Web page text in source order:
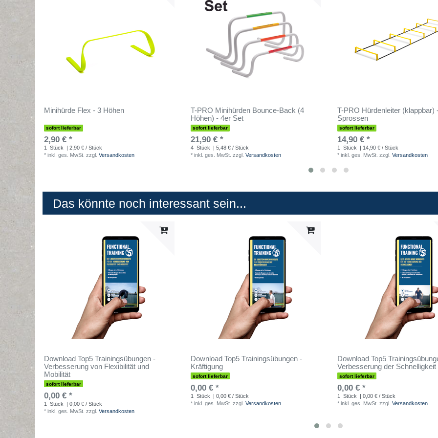
Minihürde Flex - 3 Höhen
sofort lieferbar
2,90 € *
1 Stück
| 2,90 € / Stück
* inkl. ges. MwSt. zzgl. Versandkosten
T-PRO Minihürden Bounce-Back (4
Höhen) - 4er Set
sofort lieferbar
21,90 € *
4 Stück
| 5,48 € / Stück
* inkl. ges. MwSt. zzgl. Versandkosten
T-PRO Hürdenleiter (klappbar)
Sprossen
sofort lieferbar
14,90 € *
1 Stück
| 14,90 € / Stück
* inkl. ges. MwSt. zzgl. Versandkosten
Das könnte noch interessant sein...
Download Top5 Trainingsübungen -
Verbesserung von Flexibilität und
Mobilität
sofort lieferbar
0,00 € *
1 Stück
| 0,00 € / Stück
* inkl. ges. MwSt. zzgl. Versandkosten
Download Top5 Trainingsübungen -
Kräftigung
sofort lieferbar
0,00 € *
1 Stück
| 0,00 € / Stück
* inkl. ges. MwSt. zzgl. Versandkosten
Download Top5
Verbesserung der Schnelligkeit
sofort lieferbar
0,00 € *
1 Stück
| 0,00 € / Stück
* inkl. ges. MwSt. zzgl. Versandkosten